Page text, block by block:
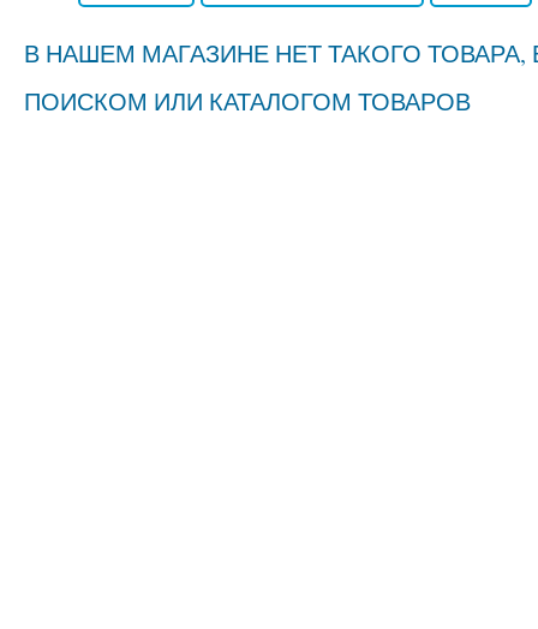
В НАШЕМ МАГАЗИНЕ НЕТ ТАКОГО
ПОИСКОМ ИЛИ КАТАЛОГОМ ТОВАРОВ